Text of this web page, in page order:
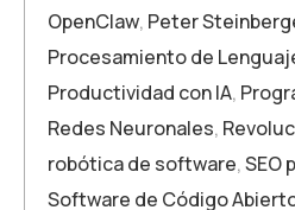
OpenClaw, Peter
Procesamiento de
Productividad con IA,
Redes Neuronales,
robótica de software,SEO
Software de Código